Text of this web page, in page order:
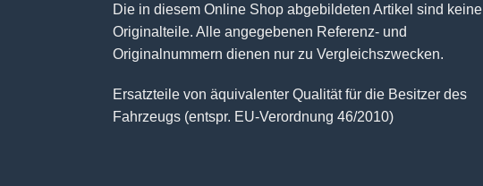
Die in diesem Online Shop abgebildeten Artikel sind keine
Originalteile. Alle angegebenen Referenz- und
Originalnummern dienen nur zu Vergleichszwecken.
Ersatzteile von äquivalenter Qualität für die Besitzer des
Fahrzeugs (entspr. EU-Verordnung 46/2010)